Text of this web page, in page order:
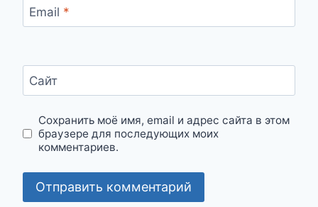
Email *
Сайт
Сохранить моё имя, email и адрес сайта в этом
браузере для последующих моих
комментариев.